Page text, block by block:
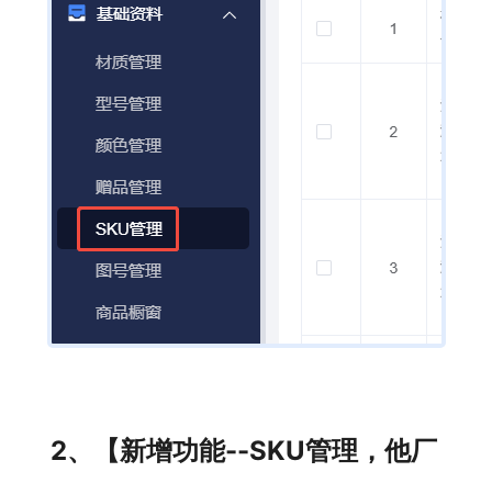
2、【新增功能--SKU管理，他厂